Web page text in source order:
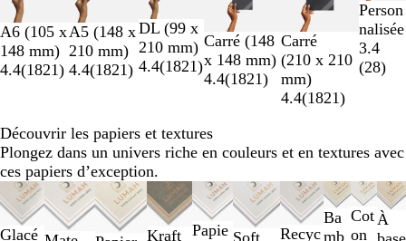
A6 (105 x
148 mm)
4.4(1821)
A5 (148 x
210 mm)
4.4(1821)
DL (99 x
210 mm)
4.4(1821)
Carré (148
x 148 mm)
4.4(1821)
Carré
(210 x 210
mm)
4.4(1821)
Person
nalisée
3.4
(28)
sur
6
Découvrir les papiers et textures
Plongez dans un univers riche en couleurs et en textures avec
ces papiers d’exception.
Glacé
Kraft
Papie Soft
Recyc
Ba
mb
Cot
on
À
Diapositives
1
à